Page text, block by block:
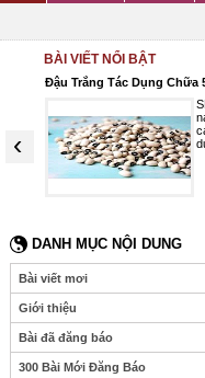
BÀI VIẾT NỔI BẬT
‹
Đậu Trắng Tác Dụng Chữa
DANH MỤC NỘI DUNG
Bài viết mơi
Giới thiệu
Bài đã đăng báo
300 Bài Mới Đăng Báo